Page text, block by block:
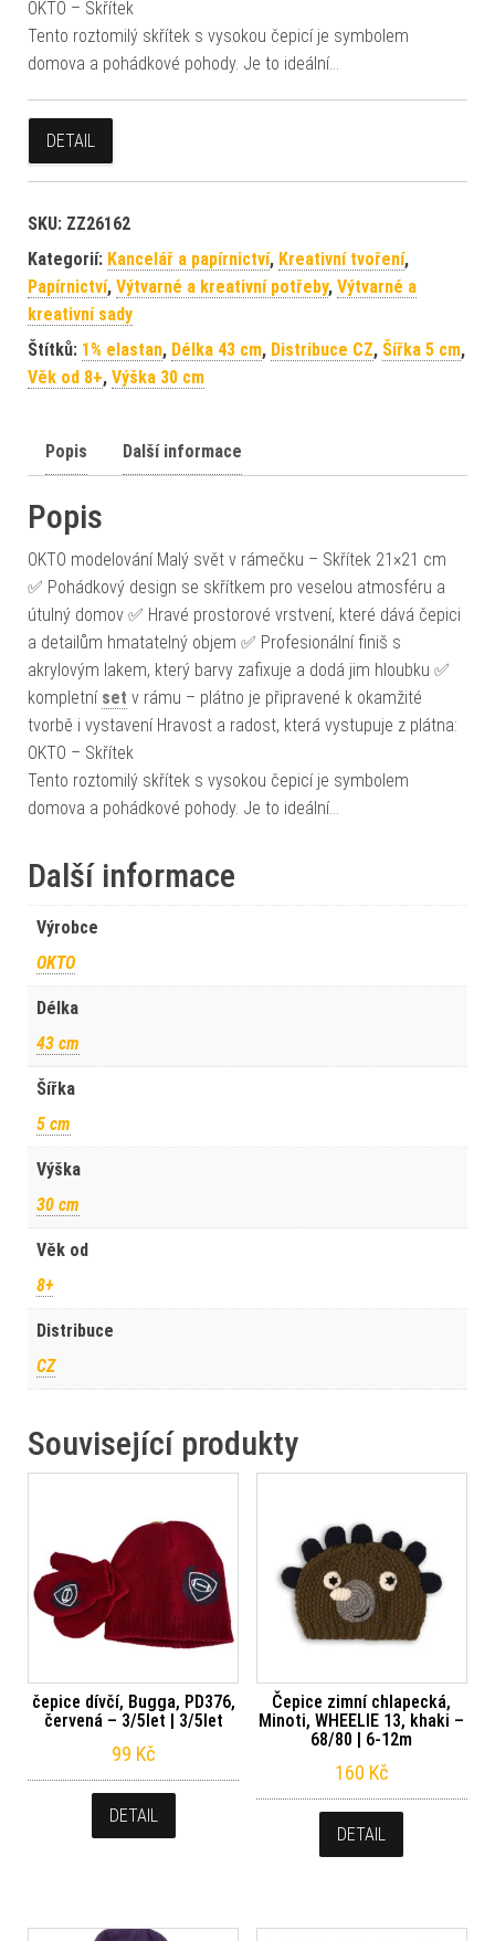
OKTO – Skřítek
Tento roztomilý skřítek s vysokou čepicí je symbolem
domova a pohádkové pohody. Je to ideální…
DETAIL
SKU: ZZ26162
Kategorií: Kancelář a papírnictví, Kreativní tvoření,
Papírnictví, Výtvarné a kreativní potřeby, Výtvarné a
kreativní sady
Štítků: 1% elastan, Délka 43 cm, Distribuce CZ, Šířka 5 cm,
Věk od 8+, Výška 30 cm
Popis Další informace
Popis
OKTO modelování Malý svět v rámečku – Skřítek 21×21 cm
✅ Pohádkový design se skřítkem pro veselou atmosféru a
útulný domov ✅ Hravé prostorové vrstvení, které dává čepici
a detailům hmatatelný objem ✅ Profesionální finiš s
akrylovým lakem, který barvy zafixuje a dodá jim hloubku ✅
kompletní set v rámu – plátno je připravené k okamžité
tvorbě i vystavení Hravost a radost, která vystupuje z plátna:
OKTO – Skřítek
Tento roztomilý skřítek s vysokou čepicí je symbolem
domova a pohádkové pohody. Je to ideální…
Další informace
Výrobce
OKTO
Délka
43 cm
Šířka
5 cm
Výška
30 cm
Věk od
8+
Distribuce
CZ
Související produkty
čepice dívčí, Bugga, PD376,
červená – 3/5let | 3/5let
99 Kč
DETAIL
Čepice zimní chlapecká,
Minoti, WHEELIE 13, khaki –
68/80 | 6-12m
160 Kč
DETAIL